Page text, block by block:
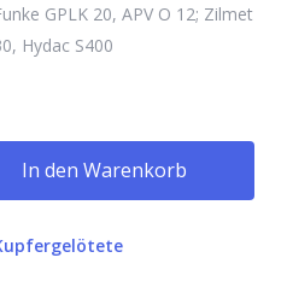
GPLK 20, APV O 12; Zilmet
Hydac S400
In den Warenkorb